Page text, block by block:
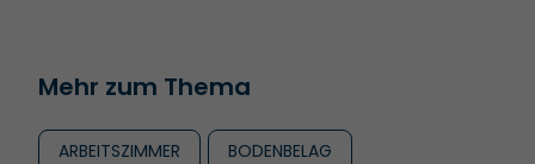
Mehr zum Thema
ARBEITSZIMMER BODENBELAG